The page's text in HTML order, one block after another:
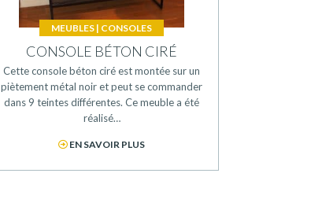
MEUBLES | CONSOLES
CONSOLE BÉTON CIRÉ
Cette console béton ciré est montée sur un
piètement métal noir et peut se commander
dans 9 teintes différentes. Ce meuble a été
réalisé…
EN SAVOIR PLUS